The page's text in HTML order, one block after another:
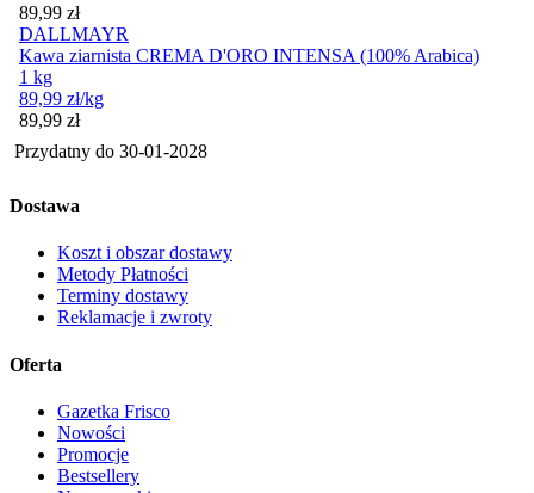
Cena
89,99 zł
DALLMAYR
Kawa ziarnista CREMA D'ORO INTENSA (100% Arabica)
1 kg
89,99 zł/kg
Cena
89,99 zł
Przydatny do 30-01-2028
Dostawa
Koszt i obszar dostawy
Metody Płatności
Terminy dostawy
Reklamacje i zwroty
Oferta
Gazetka Frisco
Nowości
Promocje
Bestsellery